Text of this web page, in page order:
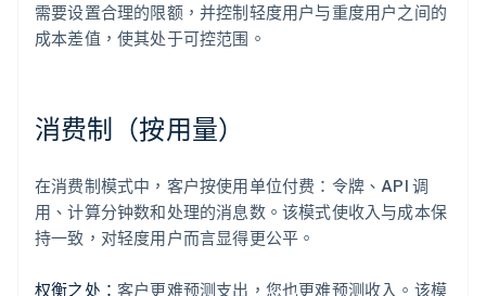
需要设置合理的限额，并控制轻度用户与重度用户之间的
成本差值，使其处于可控范围。
消费制（按用量）
在消费制模式中，客户按使用单位付费：令牌、API 调
用、计算分钟数和处理的消息数。该模式使收入与成本保
持一致，对轻度用户而言显得更公平。
权衡之处： 客户更难预测支出，您也更难预测收入。该模